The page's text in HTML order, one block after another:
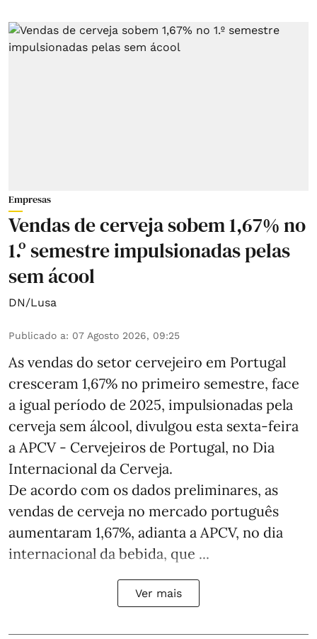
Empresas
Vendas de cerveja sobem 1,67% no
1.º semestre impulsionadas pelas
sem ácool
DN/Lusa
Publicado a: 07 Agosto 2026, 09:25
As vendas do setor cervejeiro em Portugal
cresceram 1,67% no primeiro semestre, face
a igual período de 2025, impulsionadas pela
cerveja sem álcool, divulgou esta sexta-feira
a APCV - Cervejeiros de Portugal, no Dia
Internacional da Cerveja.
De acordo com os dados preliminares, as
vendas de cerveja no mercado português
aumentaram 1,67%, adianta a APCV, no dia
internacional da bebida, que ...
Ver mais